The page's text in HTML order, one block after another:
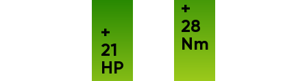
+
21
HP
+
28
Nm